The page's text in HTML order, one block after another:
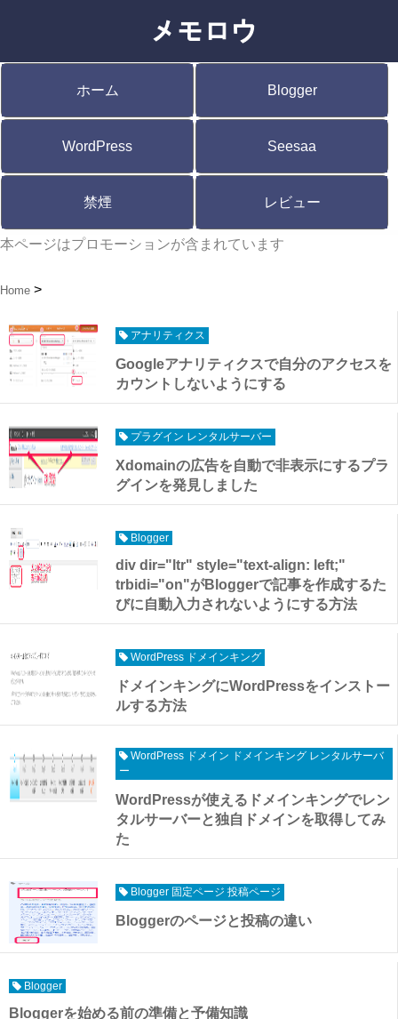
ホーム Blogger
WordPress Seesaa
禁煙 レビュー
本ページはプロモーションが含まれています
Home
アナリティクス
Googleアナリティクスで自分のアクセスを
カウントしないようにする
プラグイン レンタルサーバー
Xdomainの広告を自動で非表示にするプラ
グインを発見しました
Blogger
div dir="ltr" style="text-align: left;"
trbidi="on"がBloggerで記事を作成するた
びに自動入力されないようにする方法
WordPress ドメインキング
ドメインキングにWordPressをインストー
ルする方法
WordPress ドメイン ドメインキング レンタルサーバ
ー
WordPressが使えるドメインキングでレン
タルサーバーと独自ドメインを取得してみ
た
Blogger 固定ページ 投稿ページ
Bloggerのページと投稿の違い
Blogger
Bloggerを始める前の準備と予備知識